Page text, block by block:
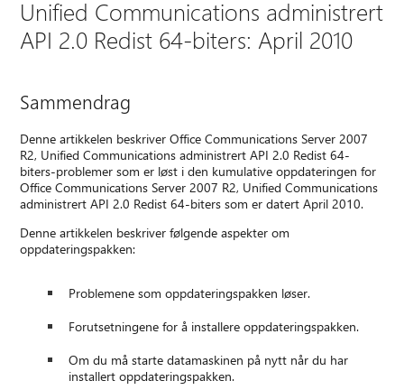
Unified Communications administrert
API 2.0 Redist 64-biters: April 2010
Sammendrag
Denne artikkelen beskriver Office Communications Server 2007
R2, Unified Communications administrert API 2.0 Redist 64-
biters-problemer som er løst i den kumulative oppdateringen for
Office Communications Server 2007 R2, Unified Communications
administrert API 2.0 Redist 64-biters som er datert April 2010.
Denne artikkelen beskriver følgende aspekter om
oppdateringspakken:
Problemene som oppdateringspakken løser.
Forutsetningene for å installere oppdateringspakken.
Om du må starte datamaskinen på nytt når du har
installert oppdateringspakken.